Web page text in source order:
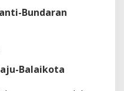
Bundaran
Balaikota